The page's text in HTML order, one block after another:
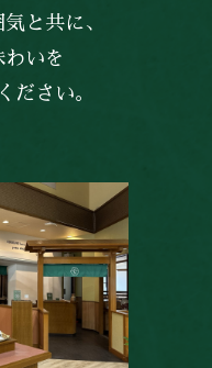
と共に、
いを
ださい。